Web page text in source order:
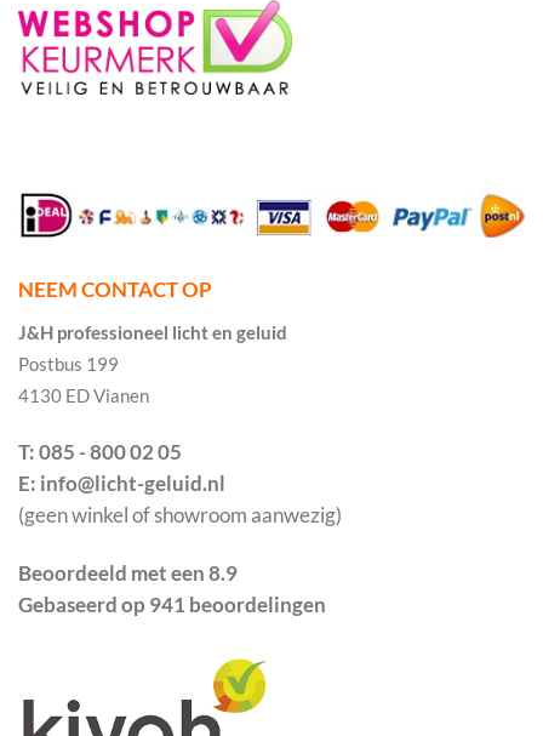
NEEM CONTACT OP
J&H professioneel licht en geluid
Postbus 199
4130 ED Vianen
T: 085 - 800 02 05
E: info@licht-geluid.nl
(geen winkel of showroom aanwezig)
Beoordeeld met een 8.9
Gebaseerd op 941 beoordelingen